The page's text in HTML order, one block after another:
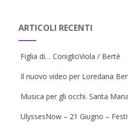
ARTICOLI RECENTI
Figlia di… ConiglioViola / Bertè
Il nuovo video per Loredana
Musica per gli occhi. Santa
UlyssesNow – 21 Giugno –